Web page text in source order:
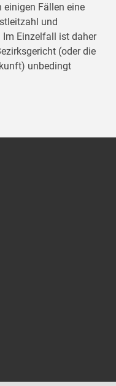
einigen Fällen eine
und
Einzelfall ist daher
(oder die
unbedingt